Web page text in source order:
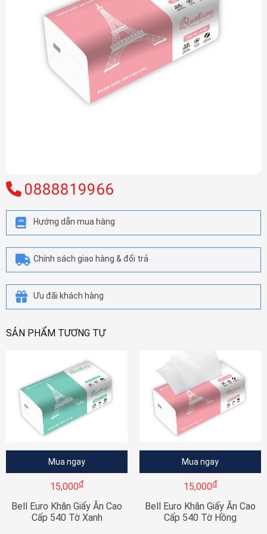
0888819966
Hướng dẫn mua hàng
Chính sách giao hàng & đổi trả
Ưu đãi khách hàng
SẢN PHẨM TƯƠNG TỰ
Mua ngay
15,000đ
Bell Euro Khăn Giấy Ăn Cao
Cấp 540 Tờ Xanh
Mua ngay
15,000đ
Bell Euro Khăn Giấy Ăn Cao
Cấp 540 Tờ Hồng